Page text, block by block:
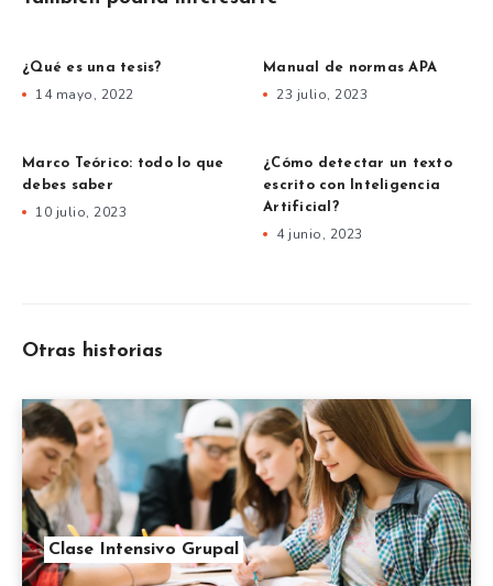
¿Qué es una tesis?
14 mayo, 2022
Manual de normas APA
23 julio, 2023
Marco Teórico: todo lo que
debes saber
10 julio, 2023
¿Cómo detectar un texto
escrito con Inteligencia
Artificial?
4 junio, 2023
Otras historias
Clase Intensivo Grupal